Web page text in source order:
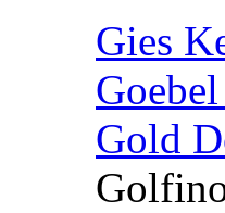
Gies
Gold